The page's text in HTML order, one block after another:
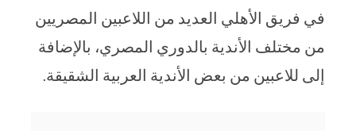
في فريق الأهلي العديد من اللاعبين المصريين
من مختلف الأندية بالدوري المصري، بالإضافة
إلى للاعبين من بعض الأندية العربية الشقيقة.